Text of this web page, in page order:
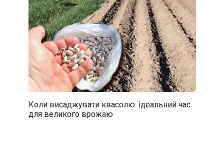
Коли висаджувати квасолю: ідеальний час
для великого врожаю